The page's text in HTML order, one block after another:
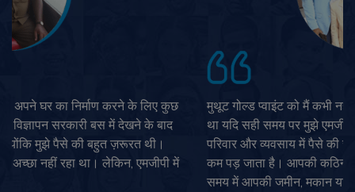
मुथूट गोल्ड प्वाइंट को मैं कभी नहीं भूल सकता। मैं अपना सब कुछ खो सकता
था यदि सही समय पर मुझे एमजीपी के बारे में पता नहीं चला होता। जब
परिवार और व्यवसाय में पैसे की सबसे अधिक आवश्यकता होती है, तभी पैसा
कम पड़ जाता है। आपकी कठिनाई आसानी से हल हो सकती है, जब इस
समय में आपकी जमीन, मकान या चाँदी और सोन..आगे पढ़ें